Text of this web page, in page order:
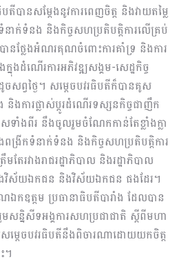
តីបានសម្ដែងនូវការពេញចិត្ត និងវាយតម្លៃ
នាក់ទំនង​ និងកិច្ចសហប្រតិបត្តិការលើគ្រប់
នថ្លែងអំណរគុណចំពោះការគាំទ្រ និងការ
ងដំណើរការអភិវឌ្ឍសង្គម-សេដ្ឋកិច្ច
ចសព្វថ្ងៃ។ សម្ដេចបវរធិបតីក៏បានគូស
ងការផ្លាស់ប្ដូរដំណើរទស្សនកិច្ចជាញឹក
សទាំងពីរ នឹងចូលរួមចំណែកកាន់តែខ្លាំងក្លា
ពង្រីកទំនាក់ទំនង និងកិច្ចសហប្រតិបត្តិការ
ែរវាងរាជរដ្ឋាភិបាល និងរដ្ឋាភិបាល
ាងវិស័យឯកជន និងវិស័យឯកជន ផងដែរ។
កឧត្តម ប្រធានាធិបតីបារាំង​ ដែលបាន​
សន្និសីទអង្គការសហប្រជាជាតិ ស្ដីពីមហា
តេចបវរធិបតីនឹង​ពិចារណា​ដោយ​យកចិត្ត
។